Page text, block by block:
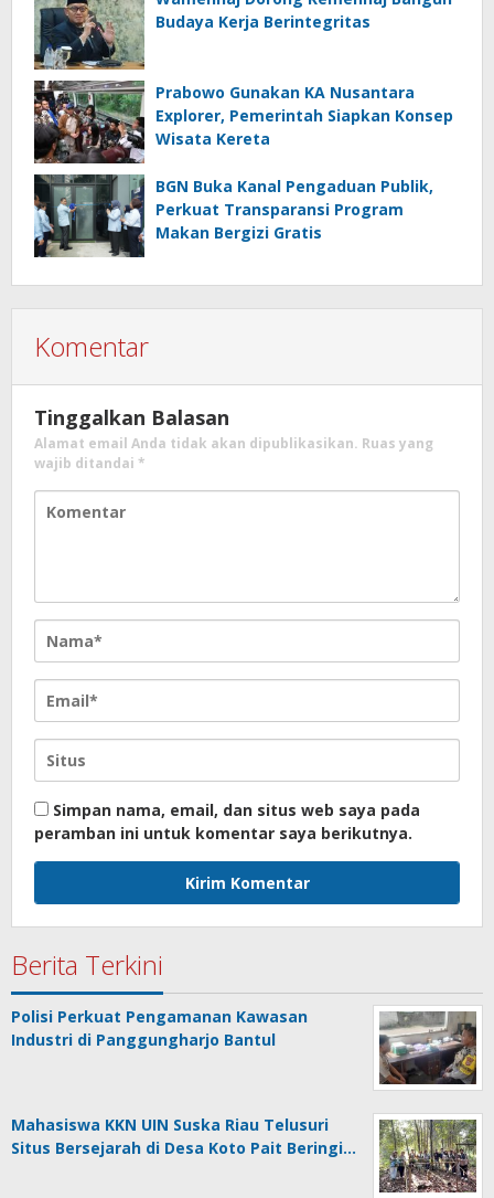
Budaya Kerja Berintegritas
Prabowo Gunakan KA Nusantara
Explorer, Pemerintah Siapkan Konsep
Wisata Kereta
BGN Buka Kanal Pengaduan Publik,
Perkuat Transparansi Program
Makan Bergizi Gratis
Komentar
Tinggalkan Balasan
Alamat email Anda tidak akan dipublikasikan. Ruas yang
wajib ditandai *
Simpan nama, email, dan situs web saya pada
peramban ini untuk komentar saya berikutnya.
Berita Terkini
Polisi Perkuat Pengamanan Kawasan
Industri di Panggungharjo Bantul
Mahasiswa KKN UIN Suska Riau Telusuri
Situs Bersejarah di Desa Koto Pait Beringi…